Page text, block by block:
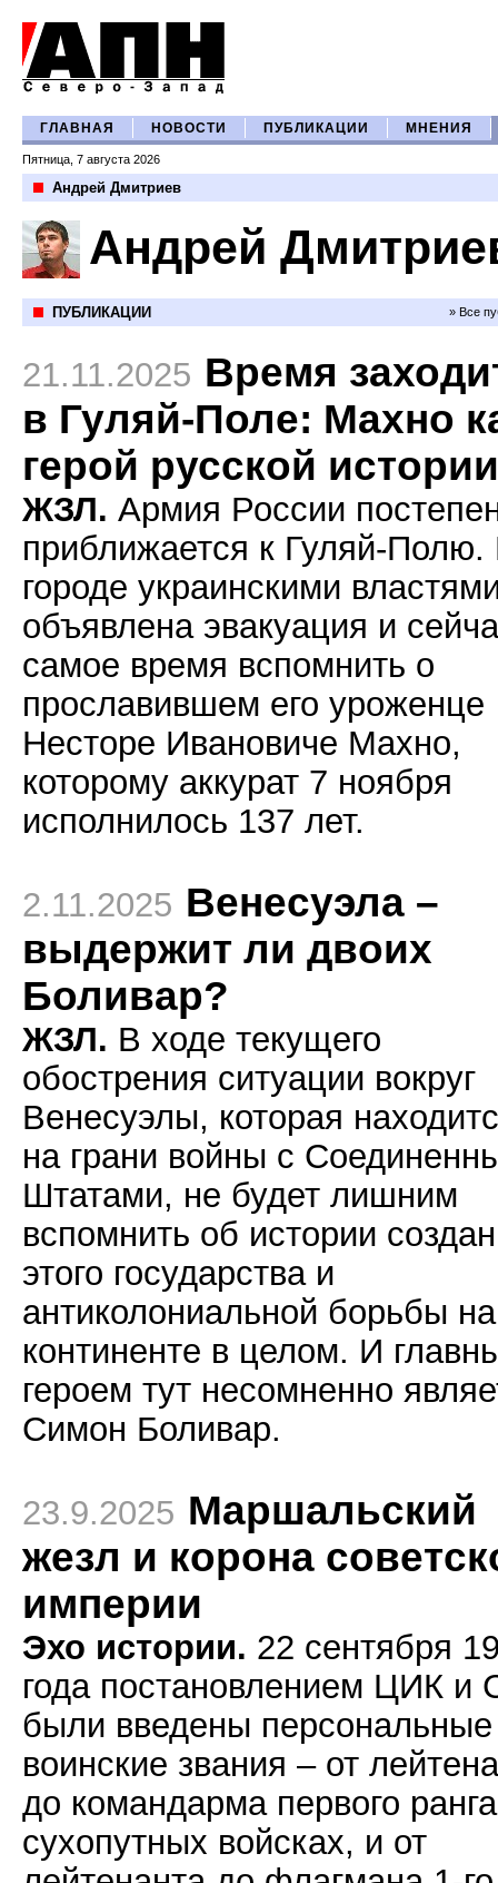
ГЛАВНАЯ НОВОСТИ ПУБЛИКАЦИИ МНЕНИЯ
Пятница, 7 августа 2026
Андрей Дмитриев
Андрей
ПУБЛИКАЦИИ » Все
21.11.2025 Время
в Гуляй-Поле: Махно
герой русской истории
ЖЗЛ. Армия России
приближается к Гуляй-Полю.
городе украинскими
объявлена эвакуация и
самое время вспомнить о
прославившем его уроженце
Несторе Ивановиче Махно,
которому аккурат 7 ноября
исполнилось 137 лет.
2.11.2025 Венесуэла –
выдержит ли двоих
Боливар?
ЖЗЛ. В ходе текущего
обострения ситуации вокруг
Венесуэлы, которая
на грани войны с
Штатами, не будет лишним
вспомнить об истории
этого государства и
антиколониальной борьбы на
континенте в целом. И
героем тут несомненно
Симон Боливар.
23.9.2025 Маршальский
жезл и корона
империи
Эхо истории. 22 сентября
года постановлением ЦИК и
были введены персональные
воинские звания – от
до командарма первого
сухопутных войсках, и от